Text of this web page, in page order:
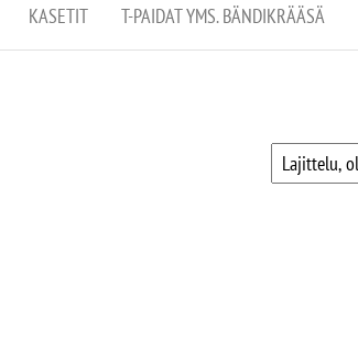
KASETIT T-PAIDAT YMS. BÄNDIKRÄÄSÄ